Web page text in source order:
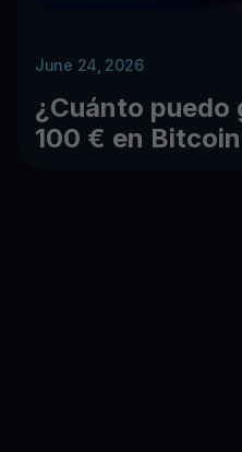
June 24, 2026
¿Cuánto puedo
100 € en